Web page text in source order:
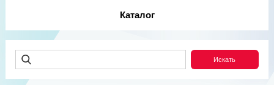
Каталог